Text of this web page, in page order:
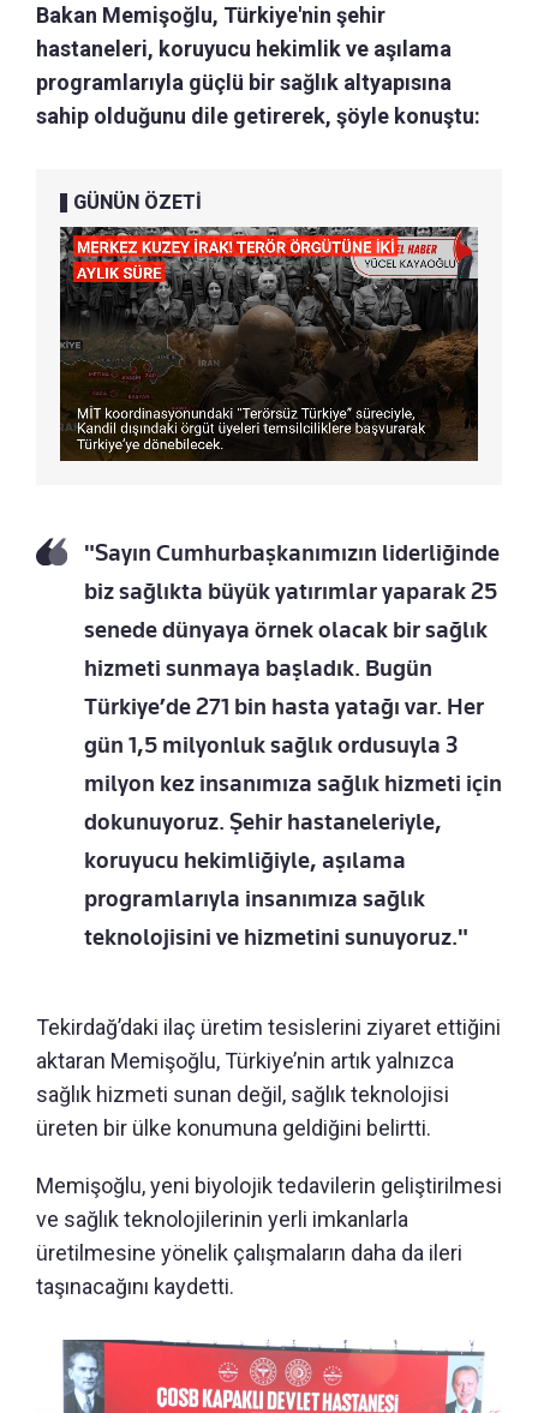
Bakan Memişoğlu, Türkiye'nin şehir
hastaneleri, koruyucu hekimlik ve aşılama
programlarıyla güçlü bir sağlık altyapısına
sahip olduğunu dile getirerek, şöyle konuştu:
GÜNÜN ÖZETİ
"Sayın Cumhurbaşkanımızın liderliğinde
biz sağlıkta büyük yatırımlar yaparak 25
senede dünyaya örnek olacak bir sağlık
hizmeti sunmaya başladık. Bugün
Türkiye’de 271 bin hasta yatağı var. Her
gün 1,5 milyonluk sağlık ordusuyla 3
milyon kez insanımıza sağlık hizmeti için
dokunuyoruz. Şehir hastaneleriyle,
koruyucu hekimliğiyle, aşılama
programlarıyla insanımıza sağlık
teknolojisini ve hizmetini sunuyoruz."
Tekirdağ’daki ilaç üretim tesislerini ziyaret ettiğini
aktaran Memişoğlu, Türkiye’nin artık yalnızca
sağlık hizmeti sunan değil, sağlık teknolojisi
üreten bir ülke konumuna geldiğini belirtti.
Memişoğlu, yeni biyolojik tedavilerin geliştirilmesi
ve sağlık teknolojilerinin yerli imkanlarla
üretilmesine yönelik çalışmaların daha da ileri
taşınacağını kaydetti.